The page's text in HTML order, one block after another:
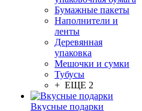
Бумажные пакеты
Наполнители и
ленты
Деревянная
упаковка
Мешочки и сумки
Тубусы
+ ЕЩЕ 2
Вкусные подарки